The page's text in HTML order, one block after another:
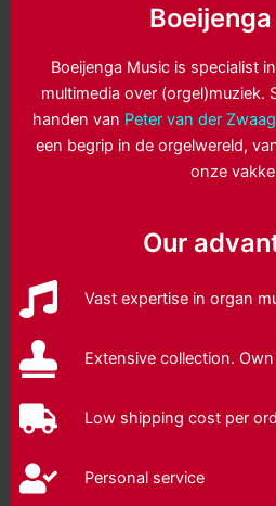
Boeijenga Music is specialist
multimedia over (orgel)muziek.
handen van Peter van der Zwaag
een begrip in de orgelwereld,
onze
Our
Vast expertise in organ
Extensive collection.
Low shipping cost per
Personal service